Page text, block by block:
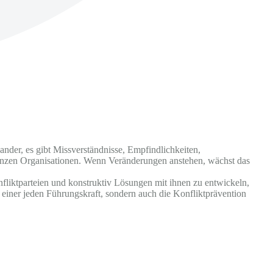
es gibt Missverständnisse, Empfindlichkeiten,
Organisationen. Wenn Veränderungen anstehen, wächst das
und konstruktiv Lösungen mit ihnen zu entwickeln,
jeden Führungskraft, sondern auch die Konfliktprävention